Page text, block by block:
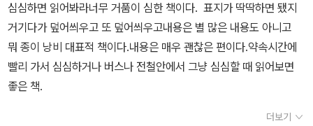
심심하면 읽어봐라너무 거품이 심한 책이다. 표지가 딱딱하면 됐지
거기다가 덮어씌우고 또 덮어씌우고내용은 별 많은 내용도 아니고
뭐 종이 낭비 대표적 책이다.내용은 매우 괜찮은 편이다.약속시간에
빨리 가서 심심하거나 버스나 전철안에서 그냥 심심할 때 읽어보면
좋은 책.
더보기